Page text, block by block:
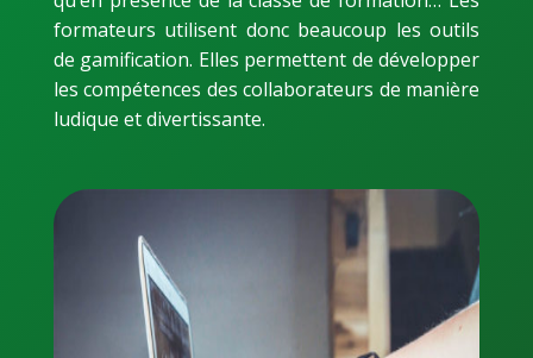
formateurs utilisent donc beaucoup les outils
de gamification. Elles permettent de développer
les compétences des collaborateurs de manière
ludique et divertissante.